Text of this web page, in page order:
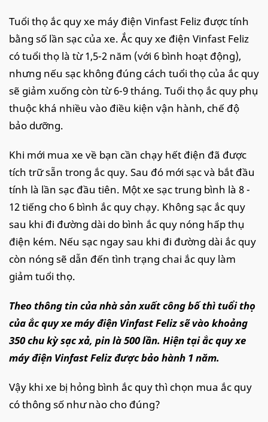
Tuổi thọ ắc quy xe máy điện Vinfast Feliz được tính
bằng số lần sạc của xe. Ắc quy xe điện Vinfast Feliz
có tuổi thọ là từ 1,5-2 năm (với 6 bình hoạt động),
nhưng nếu sạc không đúng cách tuổi thọ của ắc quy
sẽ giảm xuống còn từ 6-9 tháng. Tuổi thọ ắc quy phụ
thuộc khá nhiều vào điều kiện vận hành, chế độ
bảo dưỡng.
Khi mới mua xe về bạn cần chạy hết điện đã được
tích trữ sẵn trong ắc quy. Sau đó mới sạc và bắt đầu
tính là lần sạc đầu tiên. Một xe sạc trung bình là 8 -
12 tiếng cho 6 bình ắc quy chạy. Không sạc ắc quy
sau khi đi đường dài do bình ắc quy nóng hấp thụ
điện kém. Nếu sạc ngay sau khi đi đường dài ắc quy
còn nóng sẽ dẫn đến tình trạng chai ắc quy làm
giảm tuổi thọ.
Theo thông tin của nhà sản xuất công bố thì tuổi thọ
của ắc quy xe máy điện Vinfast Feliz sẽ vào khoảng
350 chu kỳ sạc xả, pin là 500 lần. Hiện tại ắc quy xe
máy điện Vinfast Feliz được bảo hành 1 năm.
Vậy khi xe bị hỏng bình ắc quy thì chọn mua ắc quy
có thông số như nào cho đúng?